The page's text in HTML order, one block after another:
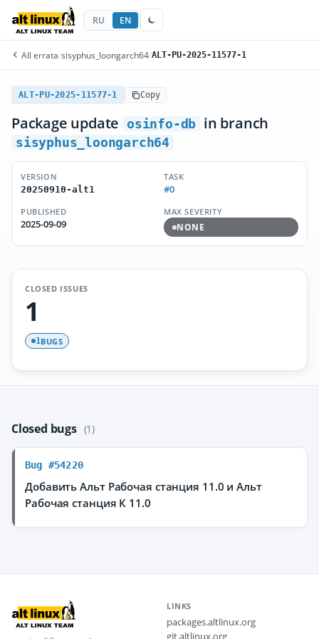
RU EN
All errata/sisyphus_loongarch64/ALT-PU-2025-11577-1
ALT-PU-2025-11577-1 Copy
Package update osinfo-db in branch
sisyphus_loongarch64
VERSION
20250910-alt1
TASK
#0
PUBLISHED
2025-09-09
MAX SEVERITY
NONE
CLOSED ISSUES
1
1BUGS
Closed bugs (1)
Bug #54220
Добавить Альт Рабочая станция 11.0 и Альт
Рабочая станция К 11.0
LINKS
packages.altlinux.org
git.altlinux.org